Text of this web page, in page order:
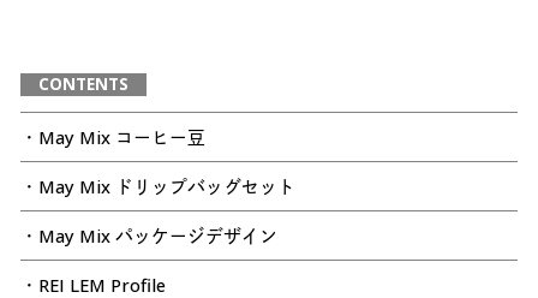
CONTENTS
・May Mix コーヒー豆
・May Mix ドリップバッグセット
・May Mix パッケージデザイン
・REI LEM Profile